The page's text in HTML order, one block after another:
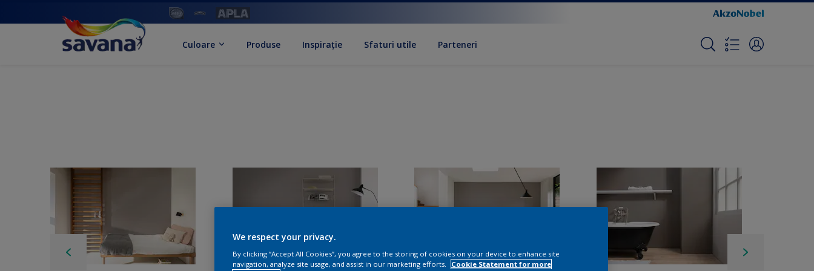
Culoare Produse Inspirație Sfaturi utile Parteneri
We respect your privacy.
By clicking “Accept All Cookies”, you agree to the storing of cookies on your device to enhance site
navigation, analyze site usage, and assist in our marketing efforts.
Cookie Statement for more